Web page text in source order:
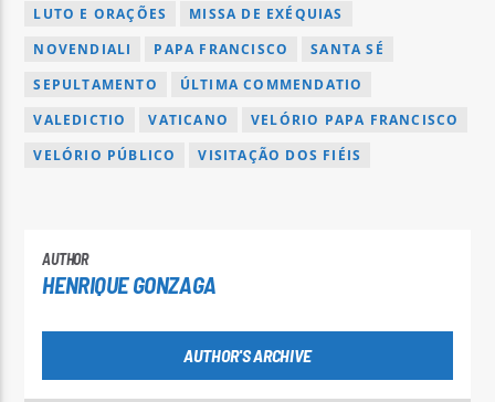
LUTO E ORAÇÕES
MISSA DE EXÉQUIAS
NOVENDIALI
PAPA FRANCISCO
SANTA SÉ
SEPULTAMENTO
ÚLTIMA COMMENDATIO
VALEDICTIO
VATICANO
VELÓRIO PAPA FRANCISCO
VELÓRIO PÚBLICO
VISITAÇÃO DOS FIÉIS
AUTHOR
HENRIQUE GONZAGA
AUTHOR'S ARCHIVE